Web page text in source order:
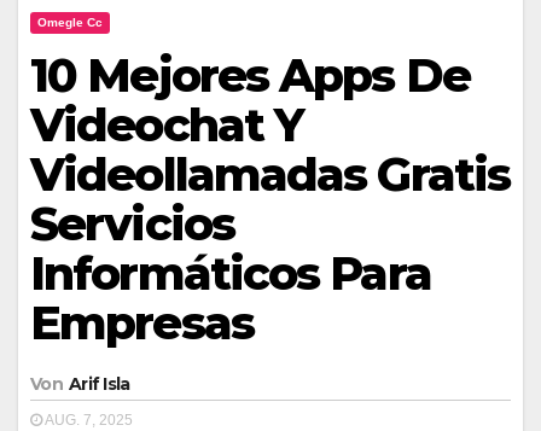
Omegle Cc
10 Mejores Apps De
Videochat Y
Videollamadas Gratis
Servicios
Informáticos Para
Empresas
Von Arif Isla
AUG. 7, 2025